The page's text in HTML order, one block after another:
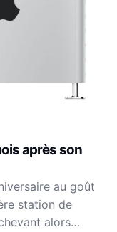
après son
au goût
station de
alors…